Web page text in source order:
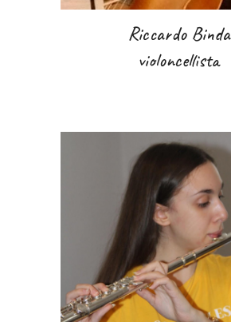
Riccardo Binda
violoncellista